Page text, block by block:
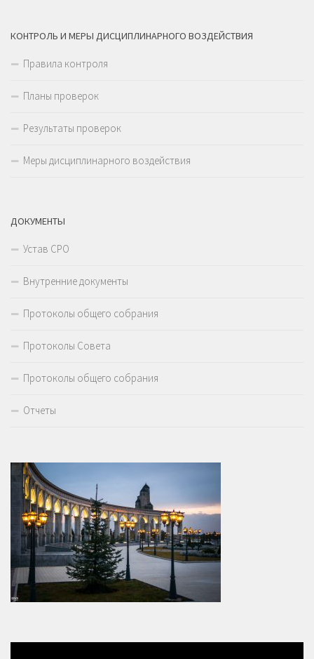
КОНТРОЛЬ И МЕРЫ ДИСЦИПЛИНАРНОГО ВОЗДЕЙСТВИЯ
Правила контроля
Планы проверок
Результаты проверок
Меры дисциплинарного воздействия
ДОКУМЕНТЫ
Устав СРО
Внутренние документы
Протоколы общего собрания
Протоколы Совета
Протоколы общего собрания
Отчеты